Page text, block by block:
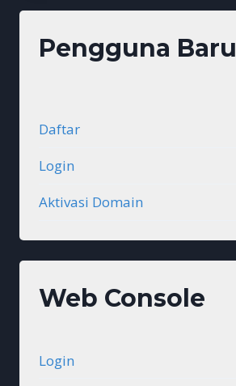
Pengguna Baru
Daftar
Login
Aktivasi Domain
Web Console
Login